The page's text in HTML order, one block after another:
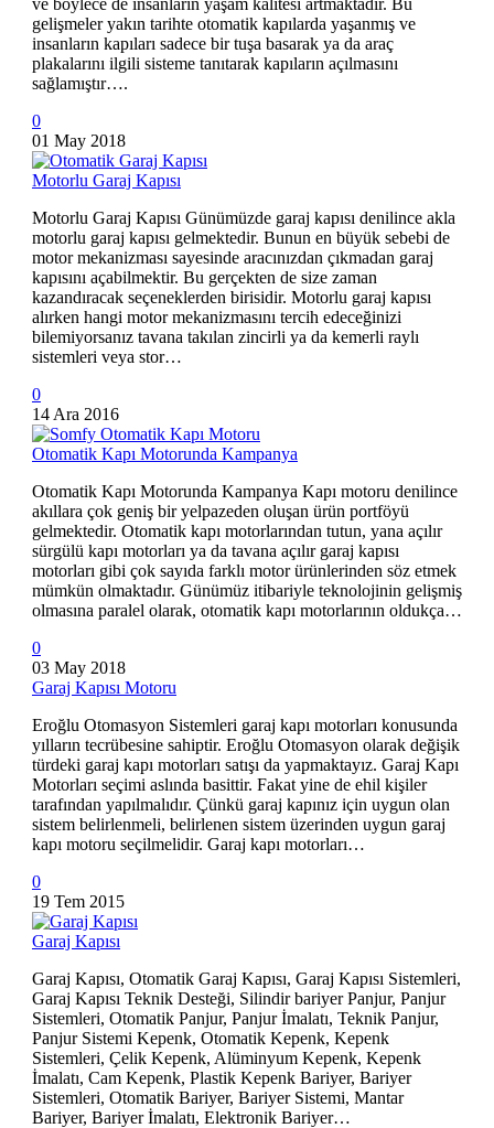
gelişmeler yakın tarihte otomatik kapılarda yaşanmış ve
insanların kapıları sadece bir tuşa basarak ya da araç
plakalarını ilgili sisteme tanıtarak kapıların açılmasını
sağlamıştır….
0
01 May 2018
Motorlu Garaj Kapısı
Motorlu Garaj Kapısı Günümüzde garaj kapısı denilince akla
motorlu garaj kapısı gelmektedir. Bunun en büyük sebebi de
motor mekanizması sayesinde aracınızdan çıkmadan garaj
kapısını açabilmektir. Bu gerçekten de size zaman
kazandıracak seçeneklerden birisidir. Motorlu garaj kapısı
alırken hangi motor mekanizmasını tercih edeceğinizi
bilemiyorsanız tavana takılan zincirli ya da kemerli raylı
sistemleri veya stor…
0
14 Ara 2016
Otomatik Kapı Motorunda Kampanya
Otomatik Kapı Motorunda Kampanya Kapı motoru denilince
akıllara çok geniş bir yelpazeden oluşan ürün portföyü
gelmektedir. Otomatik kapı motorlarından tutun, yana açılır
sürgülü kapı motorları ya da tavana açılır garaj kapısı
motorları gibi çok sayıda farklı motor ürünlerinden söz etmek
mümkün olmaktadır. Günümüz itibariyle teknolojinin gelişmiş
olmasına paralel olarak, otomatik kapı motorlarının oldukça…
0
03 May 2018
Garaj Kapısı Motoru
Eroğlu Otomasyon Sistemleri garaj kapı motorları konusunda
yılların tecrübesine sahiptir. Eroğlu Otomasyon olarak değişik
türdeki garaj kapı motorları satışı da yapmaktayız. Garaj Kapı
Motorları seçimi aslında basittir. Fakat yine de ehil kişiler
tarafından yapılmalıdır. Çünkü garaj kapınız için uygun olan
sistem belirlenmeli, belirlenen sistem üzerinden uygun garaj
kapı motoru seçilmelidir. Garaj kapı motorları…
0
19 Tem 2015
Garaj Kapısı
Garaj Kapısı, Otomatik Garaj Kapısı, Garaj Kapısı Sistemleri,
Garaj Kapısı Teknik Desteği, Silindir bariyer Panjur, Panjur
Sistemleri, Otomatik Panjur, Panjur İmalatı, Teknik Panjur,
Panjur Sistemi Kepenk, Otomatik Kepenk, Kepenk
Sistemleri, Çelik Kepenk, Alüminyum Kepenk, Kepenk
İmalatı, Cam Kepenk, Plastik Kepenk Bariyer, Bariyer
Sistemleri, Otomatik Bariyer, Bariyer Sistemi, Mantar
Bariyer, Bariyer İmalatı, Elektronik Bariyer…